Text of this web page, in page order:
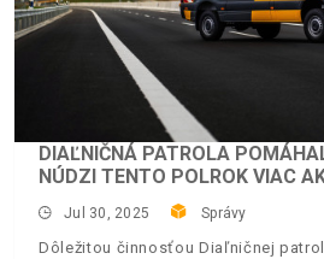
DIAĽNIČNÁ PATROLA
NÚDZI TENTO POLROK VIAC
Jul 30, 2025 Správy
Dôležitou činnosťou Diaľničnej